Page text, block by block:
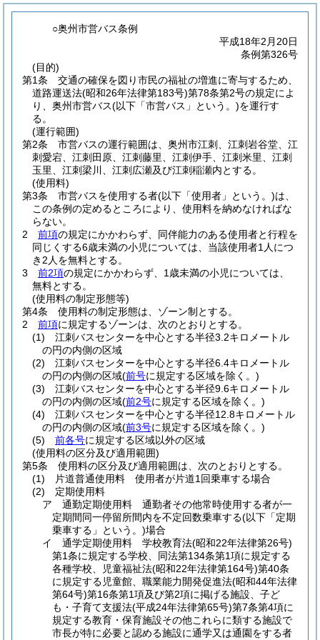
○奥州市営バス条例
平成18年2月20日
条例第326号
(目的)
第1条
交通の確保を図り市民の福祉の増進に寄与するため、
道路運送法(昭和26年法律第183号)第78条第2号の規定によ
り、奥州市営バス(以下「市営バス」という。)を運行す
る。
(運行範囲)
第2条
市営バスの運行範囲は、奥州市江刺、江刺岩谷堂、江
刺愛宕、江刺田原、江刺藤里、江刺伊手、江刺米里、江刺
玉里、江刺梁川、江刺広瀬及び江刺稲瀬内とする。
(使用料)
第3条
市営バスを使用する者(以下「使用者」という。)は、
この条例の定めるところにより、使用料を納めなければな
らない。
2
前項の規定にかかわらず、同伴能力のある使用者と行程を
同じくする6歳未満の小児については、当該使用者1人につ
き2人を無料とする。
3
前2項の規定にかかわらず、1歳未満の小児については、
無料とする。
(使用料の制定形態等)
第4条
使用料の制定形態は、ゾーン制とする。
2
前項に規定するゾーンは、次のとおりとする。
(1)
江刺バスセンターを中心とする半径3.2キロメートル
の円の内側の区域
(2)
江刺バスセンターを中心とする半径6.4キロメートル
の円の内側の区域(前号に規定する区域を除く。)
(3)
江刺バスセンターを中心とする半径9.6キロメートル
の円の内側の区域(前2号に規定する区域を除く。)
(4)
江刺バスセンターを中心とする半径12.8キロメートル
の円の内側の区域(前3号に規定する区域を除く。)
(5)
前各号に規定する区域以外の区域
(使用料の区分及び適用範囲)
第5条
使用料の区分及び適用範囲は、次のとおりとする。
(1)
片道普通使用料 使用者が片道1回乗車する場合
(2)
定期使用料
ア
通勤定期使用料 通勤者その他常時使用する者が一
定期間同一停留所間内を不定回数乗車する(以下「定期
乗車する」という。)場合
イ
通学定期使用料 学校教育法(昭和22年法律第26号)
第1条に規定する学校、同法第134条第1項に規定する
各種学校、児童福祉法(昭和22年法律第164号)第40条
に規定する児童館、職業能力開発促進法(昭和44年法律
第64号)第16条第1項及び第2項に掲げる施設、子ど
も・子育て支援法(平成24年法律第65号)第7条第4項に
規定する教育・保育施設その他これらに類する施設で
市長が特に必要と認める施設に通学又は通園をする者